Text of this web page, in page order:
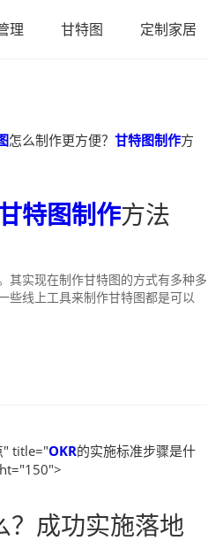
理 甘特图 定制家居
怎么制作更方便？ 甘特图制作方
特图制作方法
其实现在制作甘特图的方式有多种多
些线上工具来制作甘特图都是可以
" title="OKR的实施标准步骤是什
？成功实施落地